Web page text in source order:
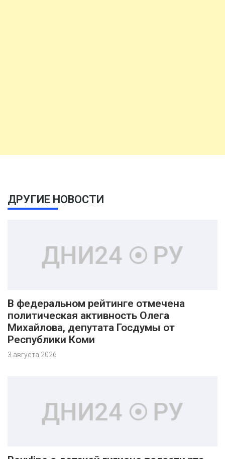
ДРУГИЕ НОВОСТИ
В федеральном рейтинге отмечена
политическая активность Олега
Михайлова, депутата Госдумы от
Республики Коми
3 августа 2026